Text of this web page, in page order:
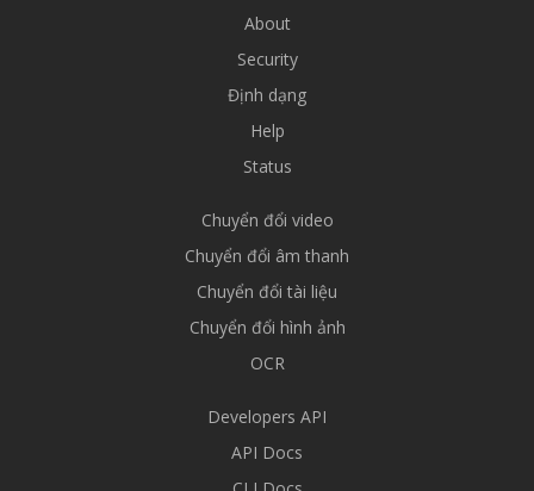
About
Security
Định dạng
Help
Status
Chuyển đổi video
Chuyển đổi âm thanh
Chuyển đổi tài liệu
Chuyển đổi hình ảnh
OCR
Developers API
API Docs